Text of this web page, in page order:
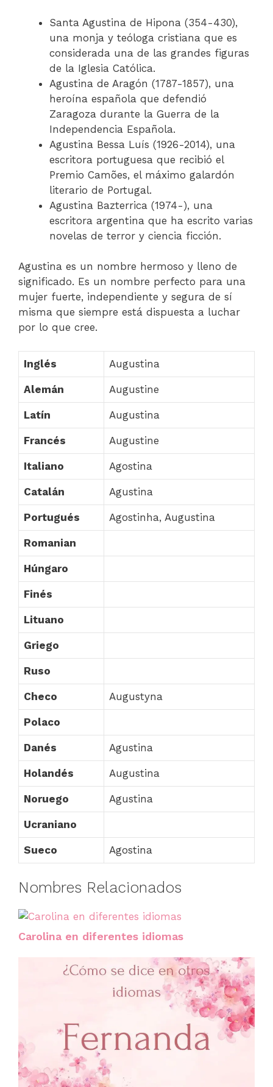
Santa Agustina de Hipona (354-430),
una monja y teóloga cristiana que es
considerada una de las grandes figuras
de la Iglesia Católica.
Agustina de Aragón (1787-1857), una
heroína española que defendió
Zaragoza durante la Guerra de la
Independencia Española.
Agustina Bessa Luís (1926-2014), una
escritora portuguesa que recibió el
Premio Camões, el máximo galardón
literario de Portugal.
Agustina Bazterrica (1974-), una
escritora argentina que ha escrito varias
novelas de terror y ciencia ficción.
Agustina es un nombre hermoso y lleno de
significado. Es un nombre perfecto para una
mujer fuerte, independiente y segura de sí
misma que siempre está dispuesta a luchar
por lo que cree.
Inglés Augustina
Alemán Augustine
Latín Augustina
Francés Augustine
Italiano Agostina
Catalán Agustina
Portugués Agostinha, Augustina
Romanian
Húngaro
Finés
Lituano
Griego
Ruso
Checo Augustyna
Polaco
Danés Agustina
Holandés Augustina
Noruego Agustina
Ucraniano
Sueco Agostina
Nombres Relacionados
Carolina en diferentes idiomas